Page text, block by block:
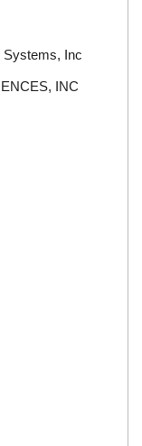
Systems, Inc
INC